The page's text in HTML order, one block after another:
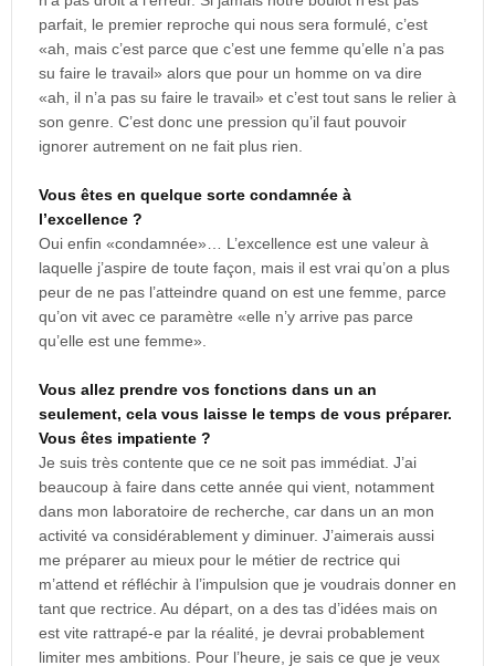
parfait, le premier reproche qui nous sera formulé, c’est
«ah, mais c’est parce que c’est une femme qu’elle n’a pas
su faire le travail» alors que pour un homme on va dire
«ah, il n’a pas su faire le travail» et c’est tout sans le relier à
son genre. C’est donc une pression qu’il faut pouvoir
ignorer autrement on ne fait plus rien.
Vous êtes en quelque sorte condamnée à
l’excellence ?
Oui enfin «condamnée»… L’excellence est une valeur à
laquelle j’aspire de toute façon, mais il est vrai qu’on a plus
peur de ne pas l’atteindre quand on est une femme, parce
qu’on vit avec ce paramètre «elle n’y arrive pas parce
qu’elle est une femme».
Vous allez prendre vos fonctions dans un an
seulement, cela vous laisse le temps de vous préparer.
Vous êtes impatiente ?
Je suis très contente que ce ne soit pas immédiat. J’ai
beaucoup à faire dans cette année qui vient, notamment
dans mon laboratoire de recherche, car dans un an mon
activité va considérablement y diminuer. J’aimerais aussi
me préparer au mieux pour le métier de rectrice qui
m’attend et réfléchir à l’impulsion que je voudrais donner en
tant que rectrice. Au départ, on a des tas d’idées mais on
est vite rattrapé-e par la réalité, je devrai probablement
limiter mes ambitions. Pour l’heure, je sais ce que je veux